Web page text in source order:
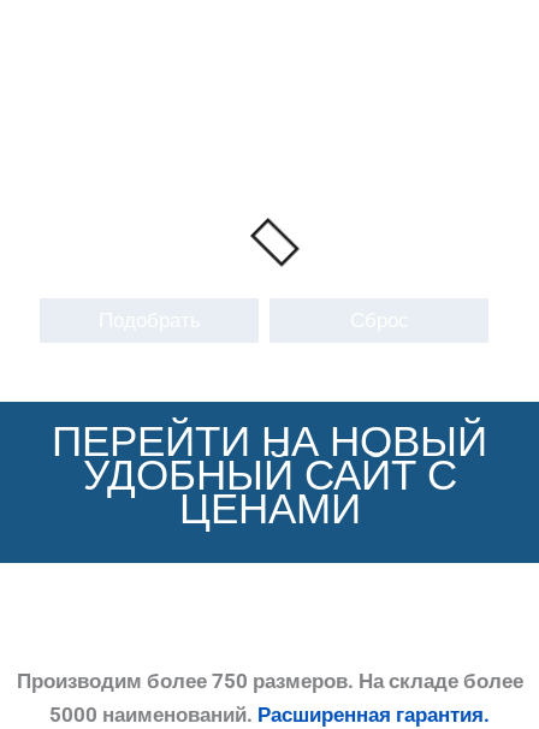
ПЕРЕЙТИ НА НОВЫЙ
УДОБНЫЙ САЙТ С
ЦЕНАМИ
Производим более 750 размеров. На складе более
5000 наименований. Расширенная гарантия.